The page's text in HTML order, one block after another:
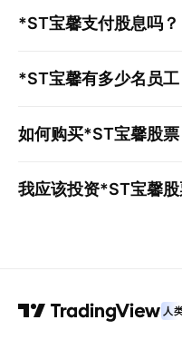
*ST宝馨支付股息吗？
*ST宝馨有多少名员工
如何购买*ST宝馨股票
我应该投资*ST宝馨
人